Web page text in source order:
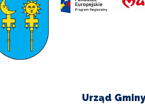
Urząd